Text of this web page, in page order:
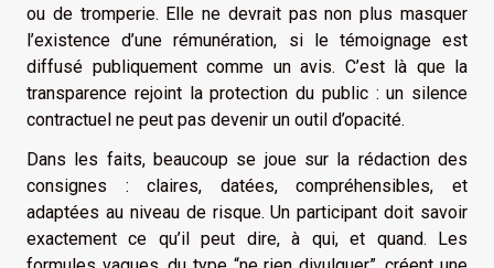
ou de tromperie. Elle ne devrait pas non plus masquer
l’existence d’une rémunération, si le témoignage est
diffusé publiquement comme un avis. C’est là que la
transparence rejoint la protection du public : un silence
contractuel ne peut pas devenir un outil d’opacité.
Dans les faits, beaucoup se joue sur la rédaction des
consignes : claires, datées, compréhensibles, et
adaptées au niveau de risque. Un participant doit savoir
exactement ce qu’il peut dire, à qui, et quand. Les